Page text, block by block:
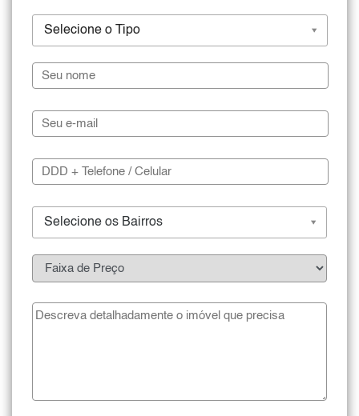
Selecione o Tipo
Selecione os Bairros